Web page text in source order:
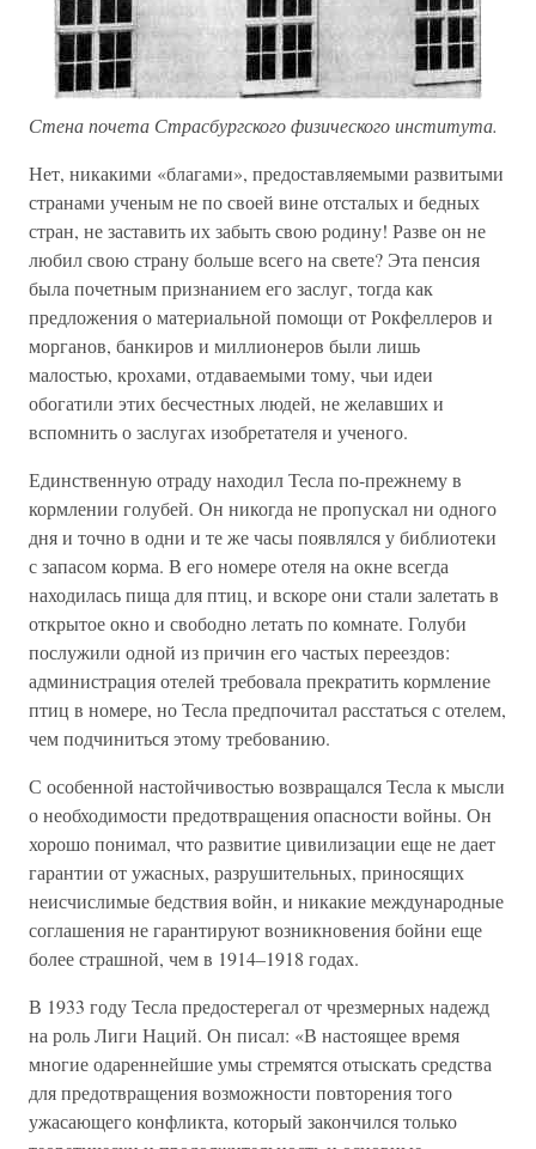
Стена почета Страсбургского физического института.
Нет, никакими «благами», предоставляемыми развитыми
странами ученым не по своей вине отсталых и бедных
стран, не заставить их забыть свою родину! Разве он не
любил свою страну больше всего на свете? Эта пенсия
была почетным признанием его заслуг, тогда как
предложения о материальной помощи от Рокфеллеров и
морганов, банкиров и миллионеров были лишь
малостью, крохами, отдаваемыми тому, чьи идеи
обогатили этих бесчестных людей, не желавших и
вспомнить о заслугах изобретателя и ученого.
Единственную отраду находил Тесла по-прежнему в
кормлении голубей. Он никогда не пропускал ни одного
дня и точно в одни и те же часы появлялся у библиотеки
с запасом корма. В его номере отеля на окне всегда
находилась пища для птиц, и вскоре они стали залетать в
открытое окно и свободно летать по комнате. Голуби
послужили одной из причин его частых переездов:
администрация отелей требовала прекратить кормление
птиц в номере, но Тесла предпочитал расстаться с отелем,
чем подчиниться этому требованию.
С особенной настойчивостью возвращался Тесла к мысли
о необходимости предотвращения опасности войны. Он
хорошо понимал, что развитие цивилизации еще не дает
гарантии от ужасных, разрушительных, приносящих
неисчислимые бедствия войн, и никакие международные
соглашения не гарантируют возникновения бойни еще
более страшной, чем в 1914–1918 годах.
В 1933 году Тесла предостерегал от чрезмерных надежд
на роль Лиги Наций. Он писал: «В настоящее время
многие одареннейшие умы стремятся отыскать средства
для предотвращения возможности повторения того
ужасающего конфликта, который закончился только